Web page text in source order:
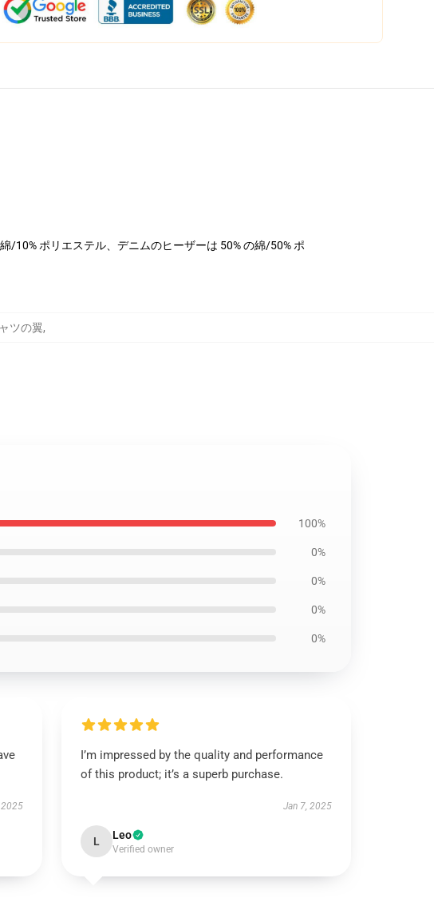
/10% ポリエステル、デニムのヒーザーは 50% の綿/50% ポ
ツの翼,
100%
0%
0%
0%
0%
2025
I’m impressed by the quality and performance
of this product; it’s a superb purchase.
Jan 7, 2025
L Leo
Verified owner